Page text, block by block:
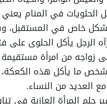
الحلويات في المنام
خاص في المستقبل،
الرجل يأكل الحلوى
زواجه من امرأة مستقيمة
شخص ما يأكل هذه
العديد من النساء.
حلم المرأة العازبة في